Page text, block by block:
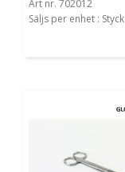
Art nr. 702012
Säljs per enhet : Styck